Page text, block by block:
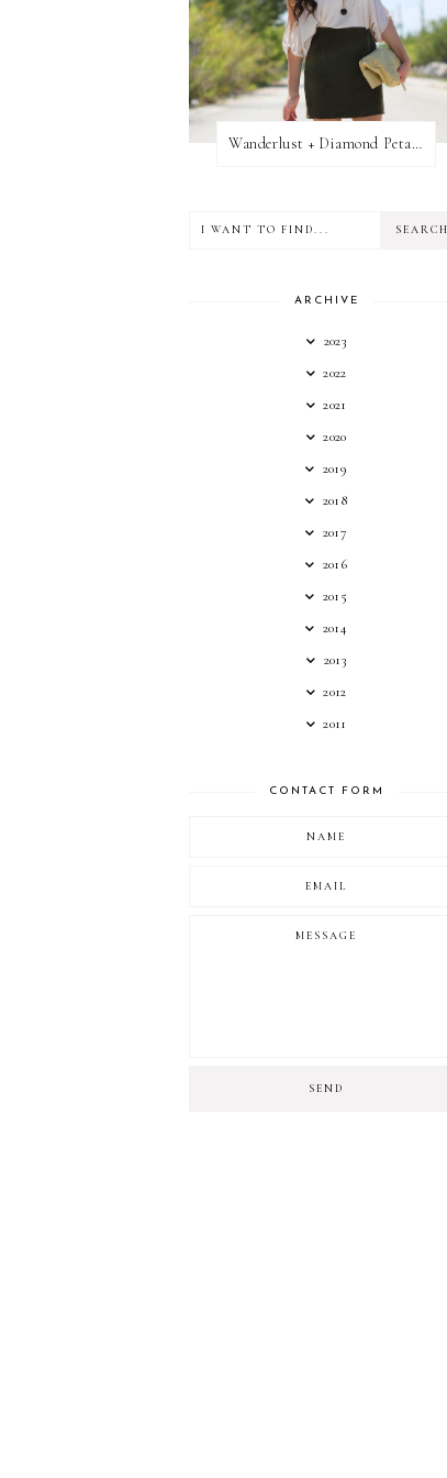
Wanderlust + Diamond Petal Giveaway
ARCHIVE
2023
2022
2021
2020
2019
2018
2017
2016
2015
2014
2013
2012
2011
CONTACT FORM